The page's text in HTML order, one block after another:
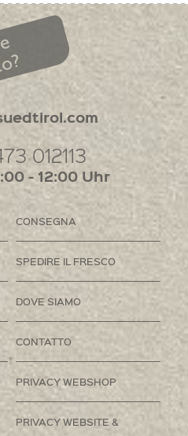
012113
- 12:00 Uhr
CONSEGNA
SPEDIRE IL FRESCO
DOVE SIAMO
CONTATTO
PRIVACY WEBSHOP
PRIVACY WEBSITE &